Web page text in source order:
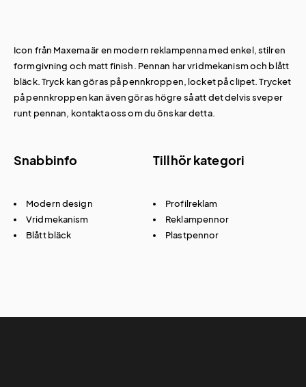
Icon från Maxema är en modern reklampenna med enkel, stilren
formgivning och matt finish. Pennan har vridmekanism och blått
bläck. Tryck kan göras på pennkroppen, locket på clipet. Trycket
på pennkroppen kan även göras högre så att det delvis sveper
runt pennan, kontakta oss om du önskar detta.
Snabbinfo
Modern design
Vridmekanism
Blått bläck
Tillhör kategori
Profilreklam
Reklampennor
Plastpennor